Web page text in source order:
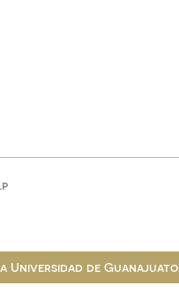
Universidad de Guanajuato